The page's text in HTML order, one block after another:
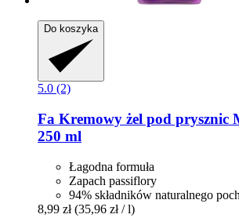
Do koszyka
5.0 (2)
Fa Kremowy żel pod prysznic
250 ml
Łagodna formuła
Zapach passiflory
94% składników naturalnego
8,99 zł (35,96 zł / l)